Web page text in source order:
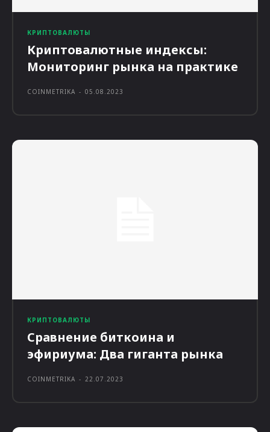
КРИПТОВАЛЮТЫ
Криптовалютные индексы:
Мониторинг рынка на практике
COINMETRIKA - 05.08.2023
КРИПТОВАЛЮТЫ
Сравнение биткоина и
эфириума: Два гиганта рынка
COINMETRIKA - 22.07.2023